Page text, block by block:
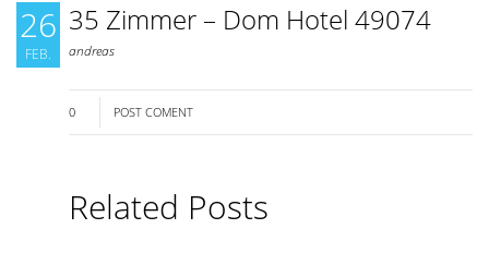
26
FEB.
35 Zimmer – Dom Hotel 49074
andreas
0 POST COMENT
Related Posts